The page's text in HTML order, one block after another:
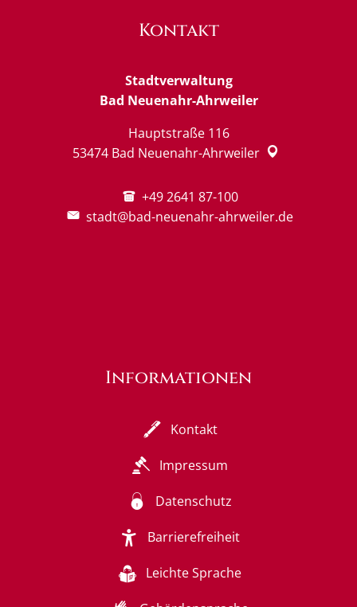
Kontakt
Stadtverwaltung
Bad Neuenahr-Ahrweiler
Hauptstraße 116
53474 Bad Neuenahr-Ahrweiler
+49 2641 87-100
stadt@bad-neuenahr-ahrweiler.de
Informationen
Kontakt
Impressum
Datenschutz
Barrierefreiheit
Leichte Sprache